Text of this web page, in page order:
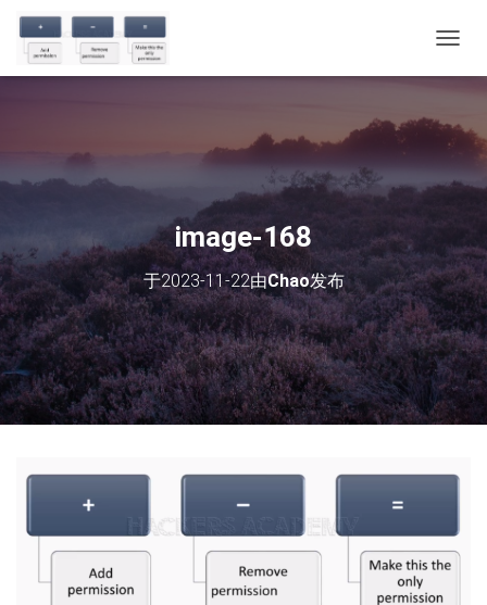
换
image-168
于2023-11-22由Chao发布